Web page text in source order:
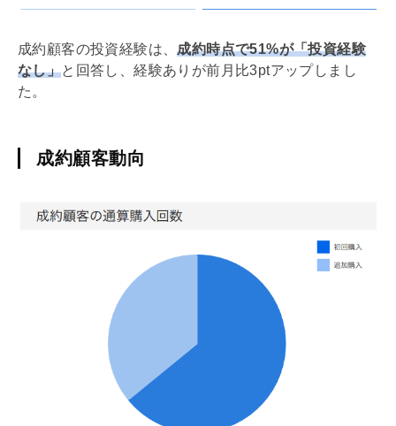
成約顧客の投資経験は、成約時点で51%が「投資経験
なし」と回答し、経験ありが前月比3ptアップしまし
た。
成約顧客動向